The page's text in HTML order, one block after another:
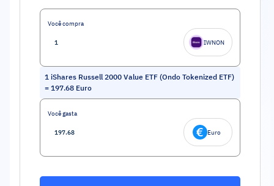
Você compra
IWNON
1 iShares Russell 2000 Value ETF (Ondo Tokenized ETF)
= 197.68 Euro
Você gasta
Euro